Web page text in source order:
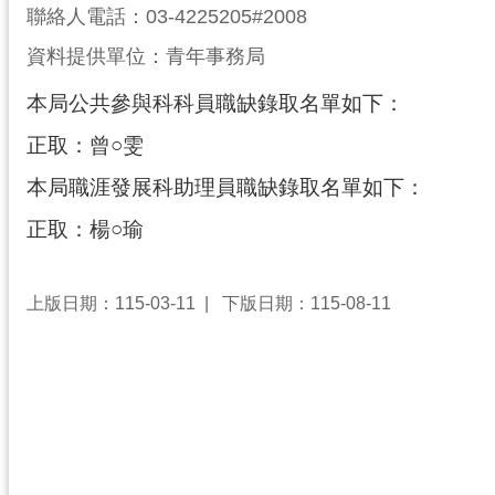
聯絡人電話：03-4225205#2008
資料提供單位：青年事務局
本局公共參與科科員職缺錄取名單如下：
正取：曾○雯
本局職涯發展科助理員職缺錄取名單如下：
正取：楊○瑜
上版日期：115-03-11 下版日期：115-08-11